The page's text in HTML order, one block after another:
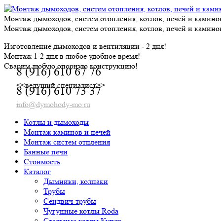
Skip
to
content
Монтаж дымоходов, систем отопления, котлов, печей и
Монтаж дымоходов, систем отопления, котлов, печей и
Изготовление дымоходов и вентиляции - 2 дня!
Монтаж 1-2 дня в любое удобное время!
Сварим любую опорную конструкцию!
8 (916) 610 67 76
<<ведущий специалист>>
8 (916) 610 73 37
info@dymohody-mo.ru
Котлы и дымоходы
Монтаж каминов и печей
Монтаж систем отпления
Банные печи
Стоимость
Каталог
Дымники, колпаки
Трубы
Сендвич-трубы
Чугунные котлы Roda